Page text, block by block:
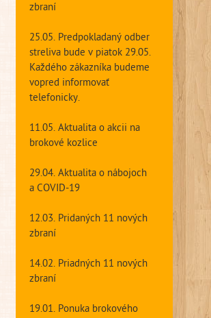
zbraní
25.05. Predpokladaný odber
streliva bude v piatok 29.05.
Každého zákazníka budeme
vopred informovať
telefonicky.
11.05. Aktualita o akcii na
brokové kozlice
29.04. Aktualita o nábojoch
a COVID-19
12.03. Pridaných 11 nových
zbraní
14.02. Priadných 11 nových
zbraní
19.01. Ponuka brokového